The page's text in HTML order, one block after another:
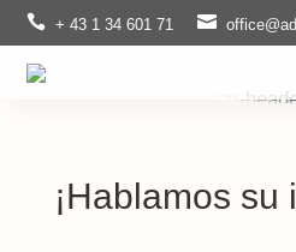
+ 43 1 34 601 71 
¡Hablamos su